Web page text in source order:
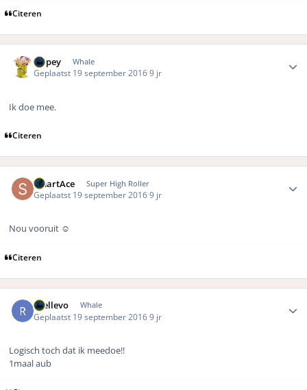
Citeren
Dopey Whale
Geplaatst 19 september 20169 jr
Ik doe mee.
Citeren
SmartAce Super High Roller
Geplaatst 19 september 20169 jr
Nou vooruit ☺️
Citeren
rhellevo Whale
Geplaatst 19 september 20169 jr
Logisch toch dat ik meedoe!!
1maal aub